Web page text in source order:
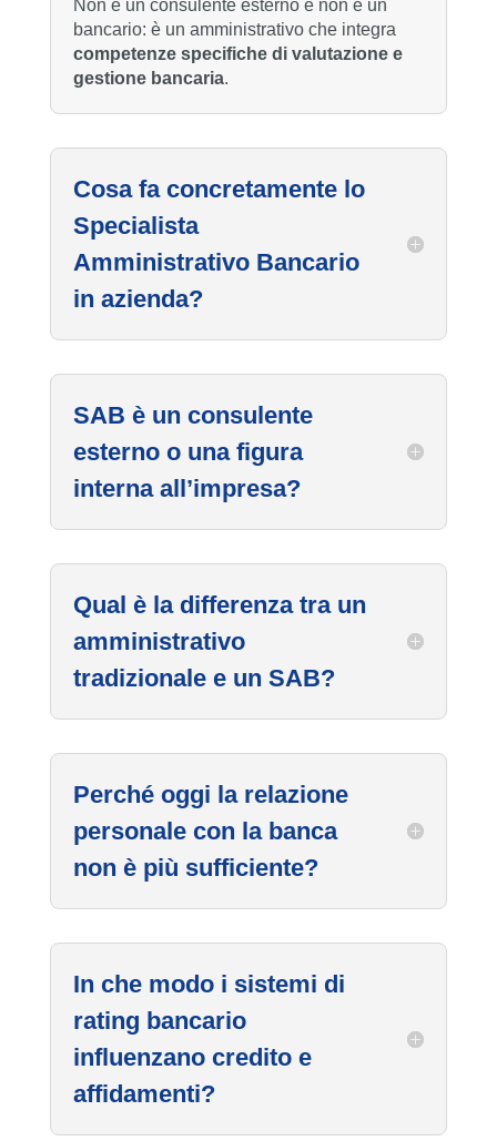
Non è un consulente esterno e non è un
bancario: è un amministrativo che integra
competenze specifiche di valutazione e
gestione bancaria.
Cosa fa concretamente lo
Specialista
Amministrativo Bancario
in azienda?
SAB è un consulente
esterno o una figura
interna all’impresa?
Qual è la differenza tra un
amministrativo
tradizionale e un SAB?
Perché oggi la relazione
personale con la banca
non è più sufficiente?
In che modo i sistemi di
rating bancario
influenzano credito e
affidamenti?